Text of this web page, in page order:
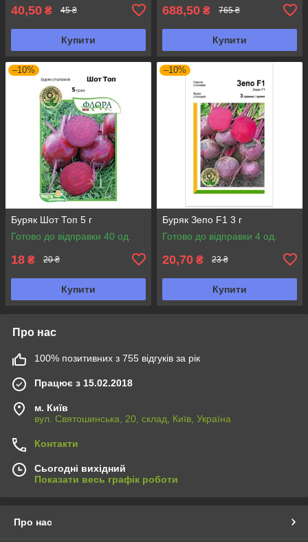
40,50 ₴ 45 ₴
Купити
688,50 ₴ 765 ₴
Купити
–10%
Буряк Шот Топ 5 г
Готово до відправки 40 од.
18 ₴ 20 ₴
Купити
–10%
Буряк Зепо F1 3 г
Готово до відправки 4 од.
20,70 ₴ 23 ₴
Купити
Про нас
100% позитивних з 755 відгуків за рік
Працює з 15.02.2018
м. Київ
вул. Святошинська, 20, склад, Київ, Україна
Контакти
Сьогодні вихідний
Показати весь графік роботи
Про нас